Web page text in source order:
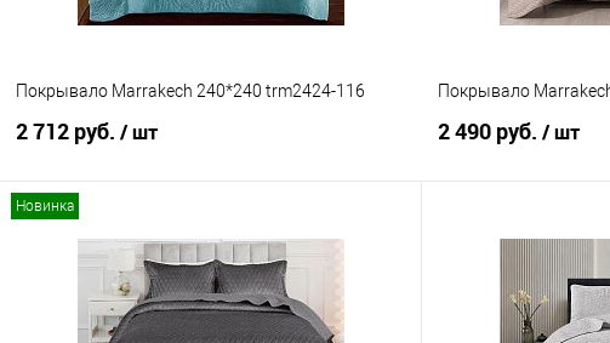
Покрывало Marrakech 240*240 trm2424-116
2 712 руб. / шт
Купить в 1 клик
Сравнение
В избранное
В наличии
Покрывало
2 490 руб. / шт
Купить в 1 клик
В избранное
Новинка